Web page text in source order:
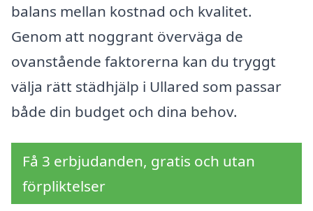
balans mellan kostnad och kvalitet.
Genom att noggrant överväga de
ovanstående faktorerna kan du tryggt
välja rätt städhjälp i Ullared som passar
både din budget och dina behov.
Få 3 erbjudanden, gratis och utan
förpliktelser